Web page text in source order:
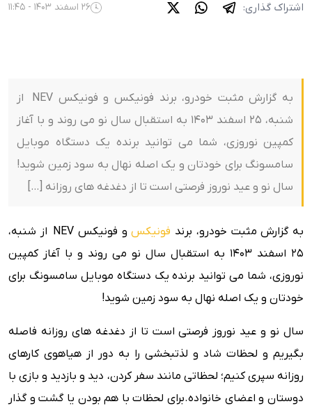
اشتراک گذاری: 26 اسفند 1403 - 11:45
به گزارش مثبت خودرو، برند فونیکس و فونیکس NEV از
شنبه، 25 اسفند 1403 به استقبال سال نو می روند و با آغاز
کمپین نوروزی، شما می توانید برنده یک دستگاه موبایل
سامسونگ برای خودتان و یک اصله نهال به سود زمین شوید!
سال نو و عید نوروز فرصتی است تا از دغدغه های روزانه […]
به گزارش مثبت خودرو، برند فونیکس
و فونیکس NEV از شنبه،
25 اسفند 1403 به استقبال سال نو می روند و با آغاز کمپین
نوروزی، شما می توانید برنده یک دستگاه موبایل سامسونگ برای
خودتان و یک اصله نهال به سود زمین شوید!
سال نو و عید نوروز فرصتی است تا از دغدغه های روزانه فاصله
بگیریم و لحظات شاد و لذتبخشی را به دور از هیاهوی کارهای
روزانه سپری کنیم؛ لحظاتی مانند سفر کردن، دید و بازدید و بازی با
دوستان و اعضای خانواده.برای لحظات با هم بودن یا گشت و گذار